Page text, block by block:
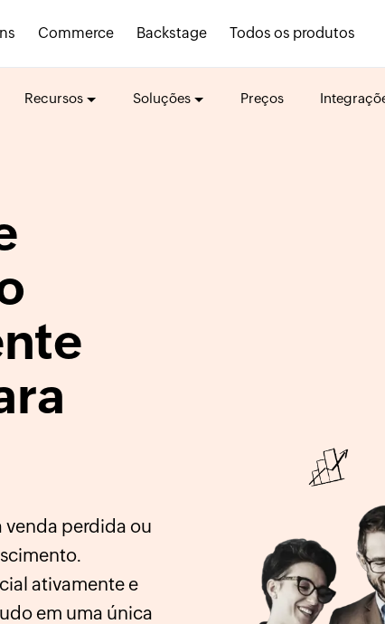
Commerce Backstage Todos os produtos
Recursos Soluções Preços
venda perdida ou
ativamente e
em uma única